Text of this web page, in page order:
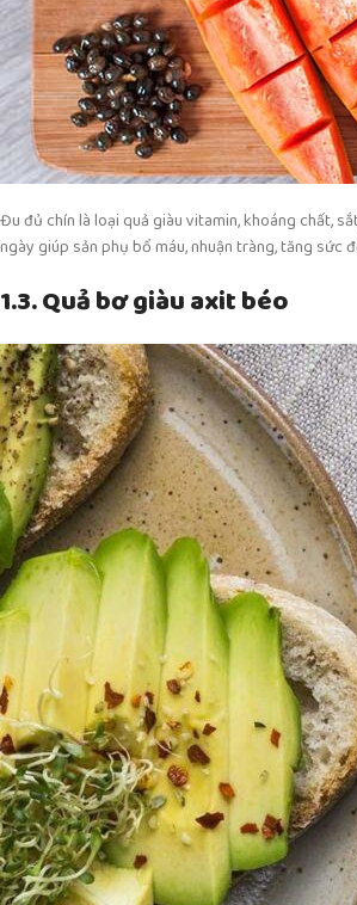
Đu đủ chín là loại quả giàu vitamin, khoáng chất,
ngày giúp sản phụ bổ máu, nhuận tràng, tăng sức
1.3. Quả bơ giàu axit béo